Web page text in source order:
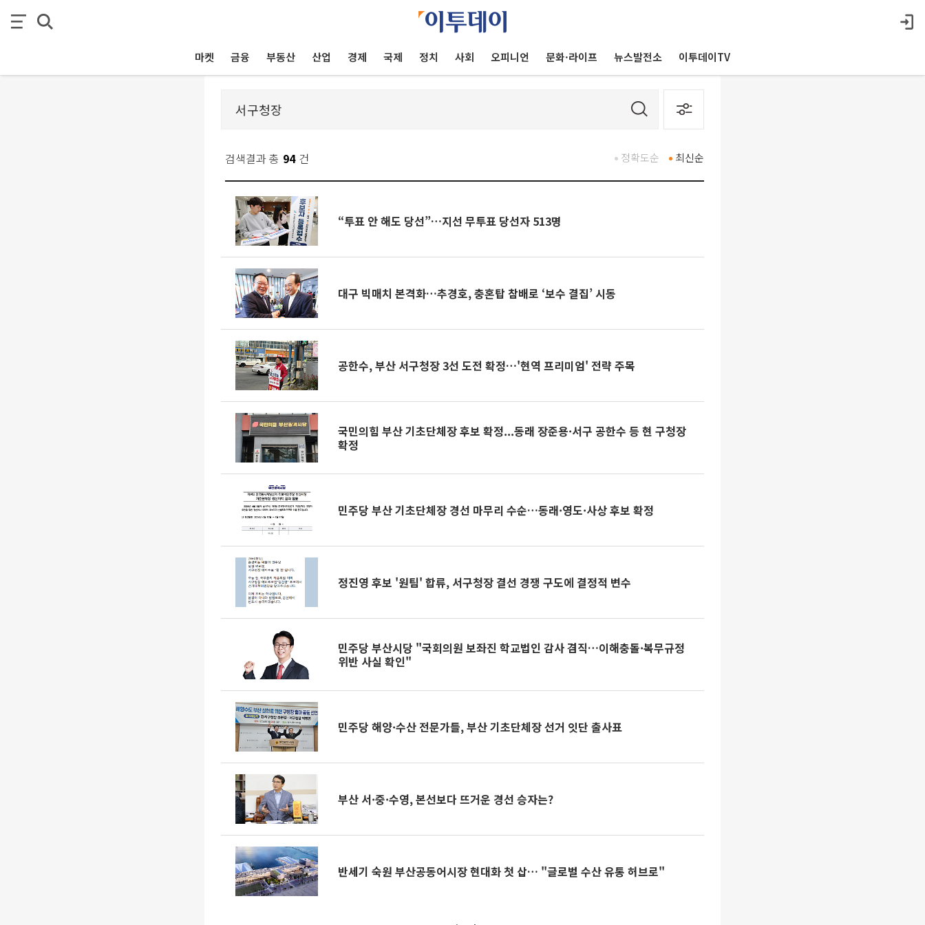
마켓 금융 부동산 산업 경제 국제 정치 사회 오피니언 문화·라이프 뉴스발전소 이투데이TV
검색결과 총 94 건 최신순
정확도순
“투표 안 해도 당선”…지선 무투표 당선자 513명
대구 빅매치 본격화…추경호, 충혼탑 참배로 ‘보수 결집’ 시동
공한수, 부산 서구청장 3선 도전 확정…'현역 프리미엄' 전략 주목
국민의힘 부산 기초단체장 후보 확정...동래 장준용·서구 공한수 등 현 구청장
확정
민주당 부산 기초단체장 경선 마무리 수순…동래·영도·사상 후보 확정
정진영 후보 '원팀' 합류, 서구청장 결선 경쟁 구도에 결정적 변수
민주당 부산시당 "국회의원 보좌진 학교법인 감사 겸직…이해충돌·복무규정
위반 사실 확인"
민주당 해양·수산 전문가들, 부산 기초단체장 선거 잇단 출사표
부산 서·중·수영, 본선보다 뜨거운 경선 승자는?
반세기 숙원 부산공동어시장 현대화 첫 삽… "글로벌 수산 유통 허브로"